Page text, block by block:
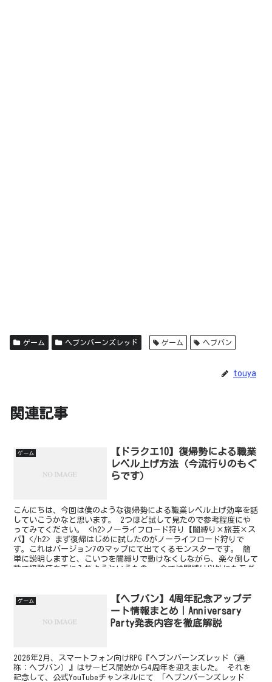
ゲーム ヘブンバーンズレッド ゲーム ヘブバン
touya
関連記事
ゲーム
【ドラクエ10】復帰勢による職業
レベル上げ方法（今流行りのもぐ
らです）
こんにちは、今回は僕のような復帰勢による職業レベル上げ効率を話
していこうかなと思います。 2つほど試して見たので参考程度にや
ってみてください。 <h2>ノーライフロード狩り【闇縛り×旅芸×ス
パ】</h2> まず復帰はじめに試したのがノーライフロード狩りで
す。これはバージョン7のマップにて出てくるモンスターです。 簡
単に説明しますと、こいつを闇縛りで動けなくしながら、楽々倒して
数で経験値を手に入れようというもの。 今では闇縛り以外にもモグ
ゲーム
【ヘブバン】4周年記念アップデ
ート情報まとめ｜Anniversary
Party発表内容を徹底解説
2026年2月、スマートフォン向けRPG『ヘブンバーンズレッド（通
称：ヘブバン）』はサービス開始から4周年を迎えました。 それを
記念して、公式YouTubeチャンネルにて 「ヘブンバーンズレッド